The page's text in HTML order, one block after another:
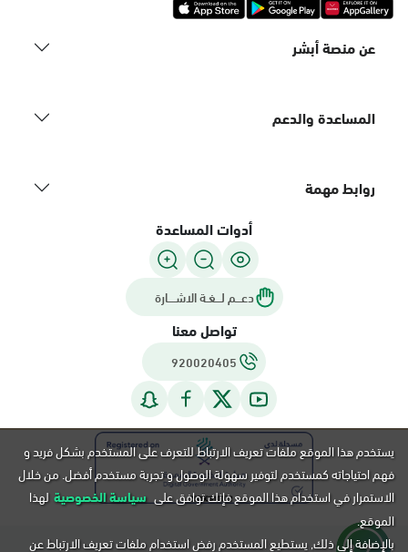
عن منصة أبشر
المساعدة والدعم
روابط مهمة
أدوات المساعدة
دعـــم لـــغـة الاشــــارة
تواصل معنا
920020405
يستخدم هذا الموقع ملفات تعريف الارتباط للتعرف على المستخدم بشكل فريد و
فهم احتياجاته كمستخدم لتوفير سهولة الوصول و تجربة مستخدم أفضل. من خلال
الاستمرار في استخدام هذا الموقع فإنك توافق على سياسة الخصوصية لهذا
الموقع.
بالإضافة إلى ذلك, يستطيع المستخدم رفض استخدام ملفات تعريف الارتباط عن